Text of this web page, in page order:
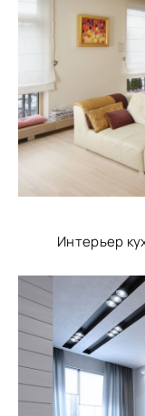
Интерьер